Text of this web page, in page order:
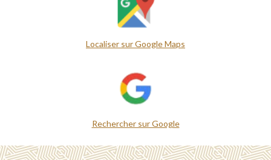
Localiser sur Google Maps
Rechercher sur Google